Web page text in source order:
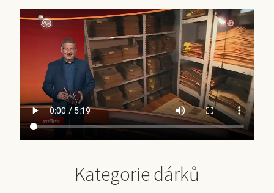
Kategorie dárků